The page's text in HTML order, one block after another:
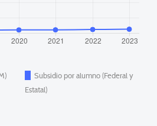
Subsidio por alumno (Federal y
Estatal)